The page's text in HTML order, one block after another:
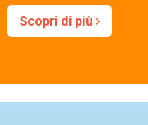
Scopri di più